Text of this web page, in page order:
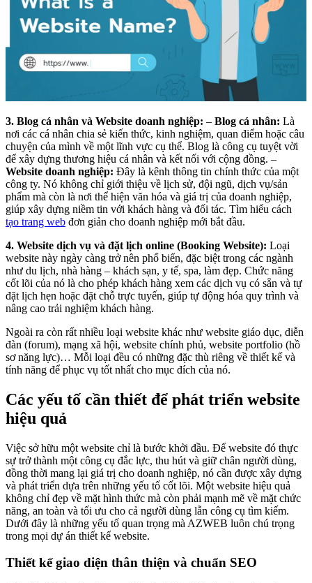
3. Blog cá nhân và Website doanh nghiệp: – Blog cá nhân: Là
nơi các cá nhân chia sẻ kiến thức, kinh nghiệm, quan điểm hoặc câu
chuyện của mình về một lĩnh vực cụ thể. Blog là công cụ tuyệt vời
để xây dựng thương hiệu cá nhân và kết nối với cộng đồng. –
Website doanh nghiệp: Đây là kênh thông tin chính thức của một
công ty. Nó không chỉ giới thiệu về lịch sử, đội ngũ, dịch vụ/sản
phẩm mà còn là nơi thể hiện văn hóa và giá trị của doanh nghiệp,
giúp xây dựng niềm tin với khách hàng và đối tác. Tìm hiểu cách
tạo trang web đơn giản cho doanh nghiệp mới bắt đầu.
4. Website dịch vụ và đặt lịch online (Booking Website): Loại
website này ngày càng trở nên phổ biến, đặc biệt trong các ngành
như du lịch, nhà hàng – khách sạn, y tế, spa, làm đẹp. Chức năng
cốt lõi của nó là cho phép khách hàng xem các dịch vụ có sẵn và tự
đặt lịch hẹn hoặc đặt chỗ trực tuyến, giúp tự động hóa quy trình và
nâng cao trải nghiệm khách hàng.
Ngoài ra còn rất nhiều loại website khác như website giáo dục, diễn
đàn (forum), mạng xã hội, website chính phủ, website portfolio (hồ
sơ năng lực)… Mỗi loại đều có những đặc thù riêng về thiết kế và
tính năng để phục vụ tốt nhất cho mục đích của nó.
Các yếu tố cần thiết để phát triển website
hiệu quả
Việc sở hữu một website chỉ là bước khởi đầu. Để website đó thực
sự trở thành một công cụ đắc lực, thu hút và giữ chân người dùng,
đồng thời mang lại giá trị cho doanh nghiệp, nó cần được xây dựng
và phát triển dựa trên những yếu tố cốt lõi. Một website hiệu quả
không chỉ đẹp về mặt hình thức mà còn phải mạnh mẽ về mặt chức
năng, an toàn và tối ưu cho cả người dùng lẫn công cụ tìm kiếm.
Dưới đây là những yếu tố quan trọng mà AZWEB luôn chú trọng
trong mọi dự án thiết kế website.
Thiết kế giao diện thân thiện và chuẩn SEO